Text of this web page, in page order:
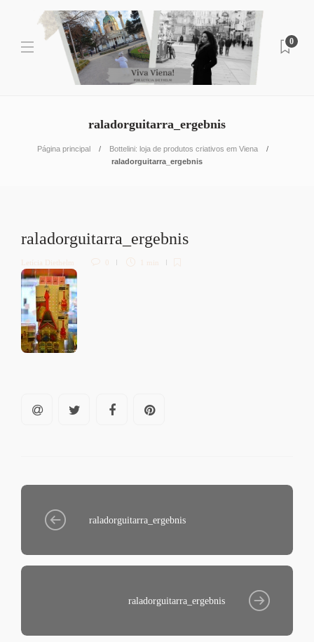
0
raladorguitarra_ergebnis
Página principal
Bottelini: loja de produtos criativos em Viena
raladorguitarra_ergebnis
raladorguitarra_ergebnis
Letícia Diethelm 0 1 min
raladorguitarra_ergebnis
raladorguitarra_ergebnis